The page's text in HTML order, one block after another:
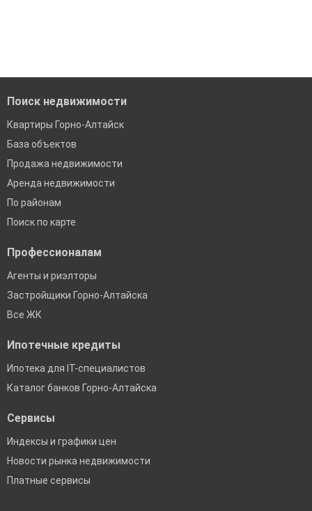
Поиск недвижимости
Квартиры Горно-Алтайск
База объектов
Продажа недвижимости
Аренда недвижимости
По районам
Поиск по карте
Профессионалам
Агенты и риэлторы
Застройщики Горно-Алтайска
Все ЖК
Ипотечные кредиты
Ипотека для IT-специалистов
Каталог банков Горно-Алтайска
Сервисы
Индексы и графики цен
Новости рынка недвижимости
Платные сервисы